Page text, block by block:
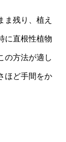
ま残り、植え
に直根性植物
の方法が適し
ほど手間をか